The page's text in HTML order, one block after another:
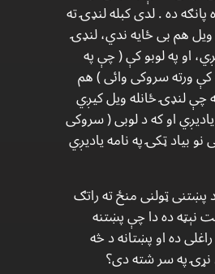
ده . لدی کبله لنډۍ ته
هم بی ځایه ندي، لنډۍ
او په لوبو کې ( چې په
کې ورته سروکی وائی ) هم
چې لنډۍ ځانله ویل کيږي
او که د لوبی ( سروکی
بیاد ټکۍ په نامه یادیږي
پښتنی ټولنی منځ ته راتګ
نېټه ده دا چې پښتنه
ده او پښتانه د څه
په سر شته دی؟